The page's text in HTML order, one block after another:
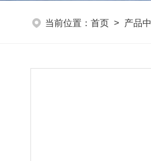
当前位置： 首页 > 产品